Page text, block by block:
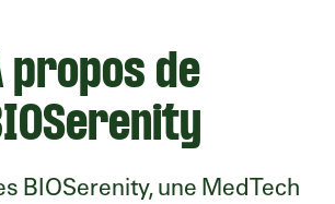
propos de
BIOSerenity, une MedTech